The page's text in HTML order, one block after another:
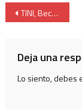
TINI, Becky G y Anitta estrenan La Loto
Deja una
Lo siento, debes